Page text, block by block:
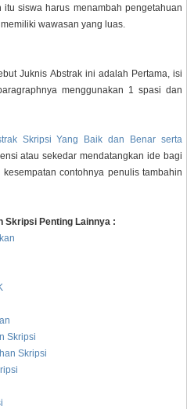
siswa harus menambah pengetahuan
wawasan yang luas.
Juknis Abstrak ini adalah Pertama, isi
menggunakan 1 spasi dan
Skripsi Yang Baik dan Benar serta
atau sekedar mendatangkan ide bagi
contohnya penulis tambahin
Skripsi Penting Lainnya :
Skripsi
Skripsi